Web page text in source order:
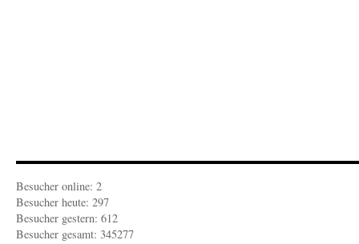
Besucher online: 2
Besucher heute: 297
Besucher gestern: 612
Besucher gesamt: 345277